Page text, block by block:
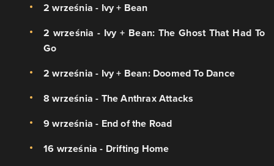
2 września - Ivy + Bean
2 września - Ivy + Bean: The Ghost That Had To
Go
2 września - Ivy + Bean: Doomed To Dance
8 września - The Anthrax Attacks
9 września - End of the Road
16 września - Drifting Home